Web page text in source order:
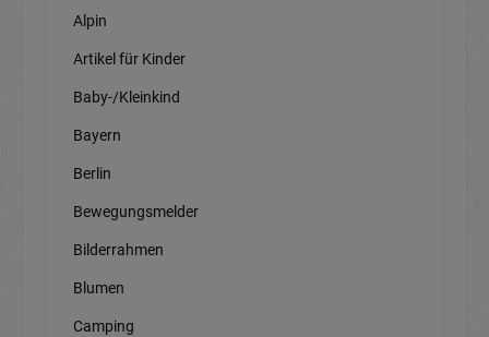
Alpin
Artikel für Kinder
Baby-/Kleinkind
Bayern
Berlin
Bewegungsmelder
Bilderrahmen
Blumen
Camping